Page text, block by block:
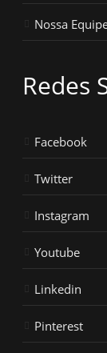
Nossa
Redes
Facebook
Twitter
Instagram
Youtube
Linkedin
Pinterest